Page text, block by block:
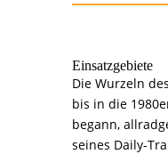
Einsatzgebiete
Die Wurzeln
bis in die
begann,
seines Daily-